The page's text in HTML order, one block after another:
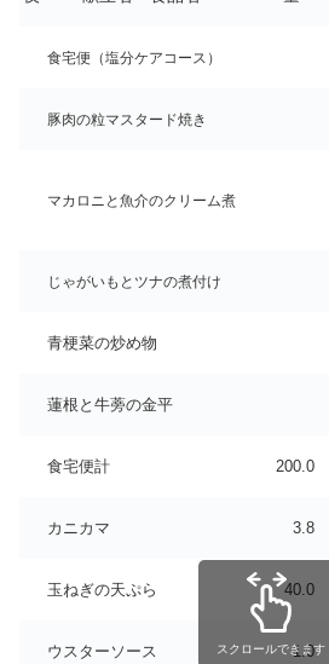
食宅便（塩分ケアコース）
豚肉の粒マスタード焼き
マカロニと魚介のクリーム煮
じゃがいもとツナの煮付け
青梗菜の炒め物
蓮根と牛蒡の金平
食宅便計 200.0
カニカマ 3.8
玉ねぎの天ぷら 40.0
ウスターソース 1.0
スクロールできます